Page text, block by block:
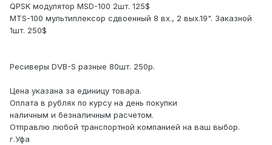
QPSK модулятор MSD-100 2шт. 125$
MTS-100 мультиплексор сдвоенный 8 вх., 2 вых.19". Заказной
1шт. 250$
Ресиверы DVB-S разные 80шт. 250р.
Цена указана за единицу товара.
Оплата в рублях по курсу на день покупки
наличным и безналичным расчетом.
Отправлю любой транспортной компанией на ваш выбор.
г.Уфа